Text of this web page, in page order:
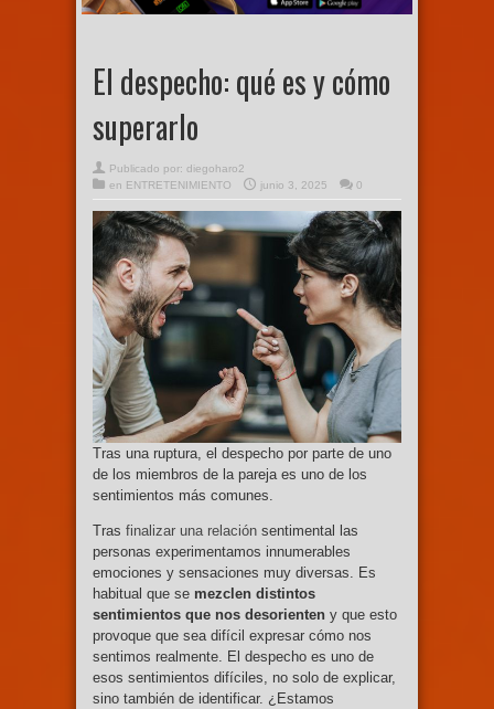
El despecho: qué es y cómo
superarlo
Publicado por: diegoharo2
en ENTRETENIMIENTO junio 3, 2025 0
Tras una ruptura, el despecho por parte de uno
de los miembros de la pareja es uno de los
sentimientos más comunes.
Tras finalizar una relación sentimental las
personas experimentamos innumerables
emociones y sensaciones muy diversas. Es
habitual que se mezclen distintos
sentimientos que nos desorienten y que esto
provoque que sea difícil expresar cómo nos
sentimos realmente. El despecho es uno de
esos sentimientos difíciles, no solo de explicar,
sino también de identificar. ¿Estamos